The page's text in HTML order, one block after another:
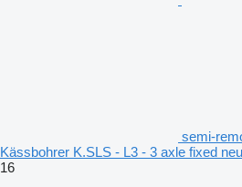
semi-
Kässbohrer K.SLS - L3 - 3 axle fixed
16